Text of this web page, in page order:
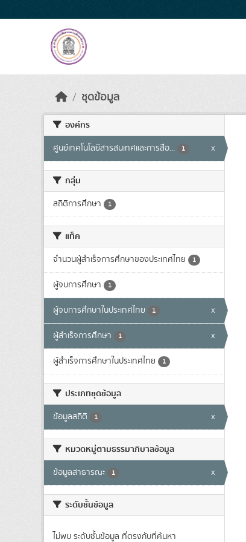
ชุดข้อมูล
องค์กร
ศูนย์เทคโนโลยีสารสนเทศและการสื่อ... 1 x
กลุ่ม
สถิติการศึกษา 1
แท็ค
จำนวนผู้สำเร็จการศึกษาของประเทศไทย 1
ผู้จบการศึกษา 1
ผู้จบการศึกษาในประเทศไทย 1 x
ผู้สำเร็จการศึกษา 1 x
ผู้สำเร็จการศึกษาในประเทศไทย 1
ประเภทชุดข้อมูล
ข้อมูลสถิติ 1 x
หมวดหมู่ตามธรรมาภิบาลข้อมูล
ข้อมูลสาธารณะ 1 x
ระดับชั้นข้อมูล
ไม่พบ ระดับชั้นข้อมูล ที่ตรงกับที่ค้นหา